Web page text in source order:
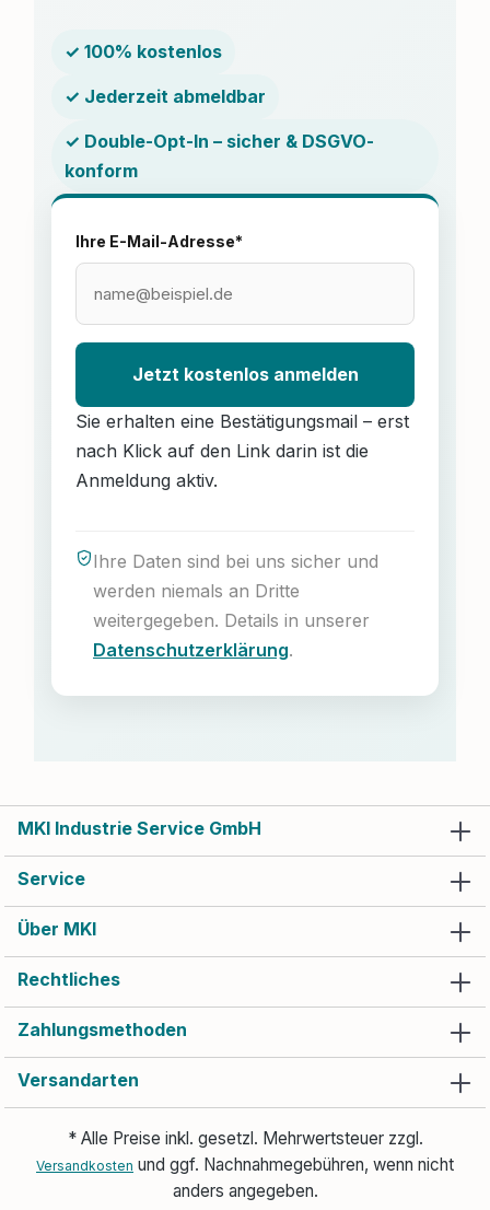
✓ 100% kostenlos
✓ Jederzeit abmeldbar
✓ Double-Opt-In – sicher & DSGVO-
konform
Ihre E-Mail-Adresse*
Jetzt kostenlos anmelden
Sie erhalten eine Bestätigungsmail – erst
nach Klick auf den Link darin ist die
Anmeldung aktiv.
Ihre Daten sind bei uns sicher und
werden niemals an Dritte
weitergegeben. Details in unserer
Datenschutzerklärung.
MKI Industrie Service GmbH
Service
Über MKI
Rechtliches
Zahlungsmethoden
Versandarten
* Alle Preise inkl. gesetzl. Mehrwertsteuer zzgl.
Versandkosten und ggf. Nachnahmegebühren, wenn nicht
anders angegeben.